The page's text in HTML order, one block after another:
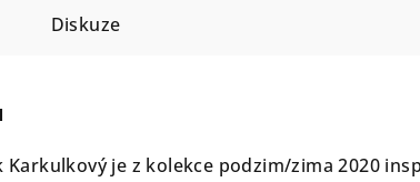
Diskuze
Karkulkový je z kolekce podzim/zima 2020